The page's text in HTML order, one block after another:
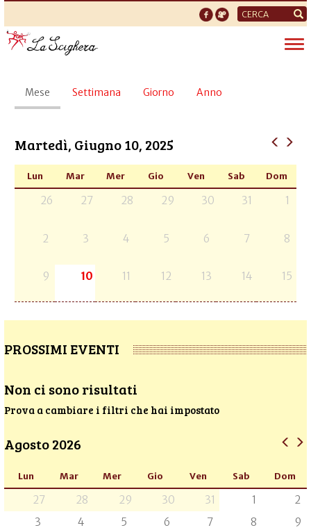
Form
di
ricerca
Schede
primarie
Mese (scheda
attiva)
Settimana Giorno Anno
Martedì, Giugno 10, 2025
Lun Mar Mer Gio Ven Sab Dom
26 27 28 29 30 31 1
2 3 4 5 6 7 8
9 10 11 12 13 14 15
PROSSIMI EVENTI
Non ci sono risultati
Prova a cambiare i filtri che hai impostato
Agosto 2026
Lun Mar Mer Gio Ven Sab Dom
27 28 29 30 31 1
2
3
4 5 6 7 8
9